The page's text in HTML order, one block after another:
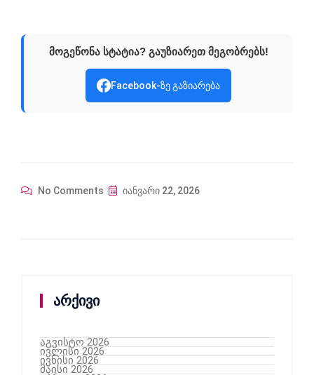
მოგეწონა სტატია? გაუზიარეთ მეგობრებს!
Facebook-ზე გაზიარება
No Comments იანვარი 22, 2026
არქივი
აგვისტო 2026
ივლისი 2026
ივნისი 2026
მაისი 2026